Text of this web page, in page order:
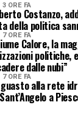
3 ORE FA
Costanzo,
della politica
7 ORE FA
Calore, la
politiche,
dalle nubi”
7 ORE FA
alla rete
a